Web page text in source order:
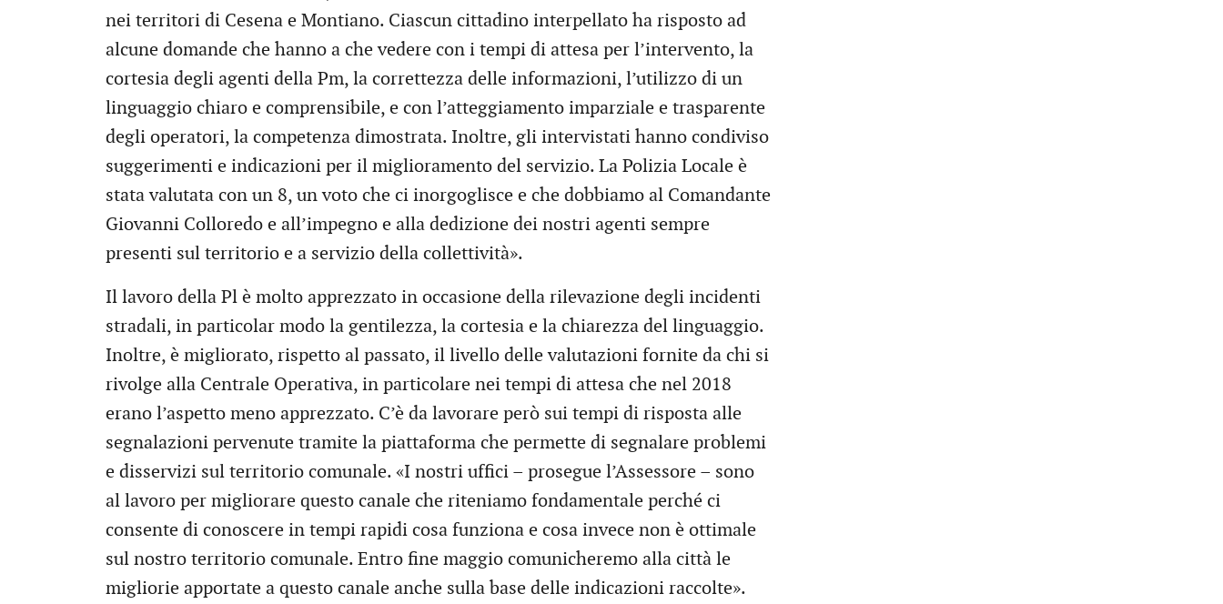
nei territori di Cesena e Montiano. Ciascun cittadino interpellato ha risposto ad
alcune domande che hanno a che vedere con i tempi di attesa per l’intervento, la
cortesia degli agenti della Pm, la correttezza delle informazioni, l’utilizzo di un
linguaggio chiaro e comprensibile, e con l’atteggiamento imparziale e trasparente
degli operatori, la competenza dimostrata. Inoltre, gli intervistati hanno condiviso
suggerimenti e indicazioni per il miglioramento del servizio. La Polizia Locale è
stata valutata con un 8, un voto che ci inorgoglisce e che dobbiamo al Comandante
Giovanni Colloredo e all’impegno e alla dedizione dei nostri agenti sempre
presenti sul territorio e a servizio della collettività».
Il lavoro della Pl è molto apprezzato in occasione della rilevazione degli incidenti
stradali, in particolar modo la gentilezza, la cortesia e la chiarezza del linguaggio.
Inoltre, è migliorato, rispetto al passato, il livello delle valutazioni fornite da chi si
rivolge alla Centrale Operativa, in particolare nei tempi di attesa che nel 2018
erano l’aspetto meno apprezzato. C’è da lavorare però sui tempi di risposta alle
segnalazioni pervenute tramite la piattaforma che permette di segnalare problemi
e disservizi sul territorio comunale. «I nostri uffici – prosegue l’Assessore – sono
al lavoro per migliorare questo canale che riteniamo fondamentale perché ci
consente di conoscere in tempi rapidi cosa funziona e cosa invece non è ottimale
sul nostro territorio comunale. Entro fine maggio comunicheremo alla città le
migliorie apportate a questo canale anche sulla base delle indicazioni raccolte».